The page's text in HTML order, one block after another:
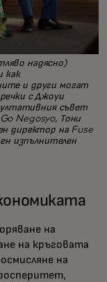
надясно)
как
и други могат
с Джоуи
съвет
Negosyo, Тони
директор на Fuse
изпълнителен
на
на кръговата
на